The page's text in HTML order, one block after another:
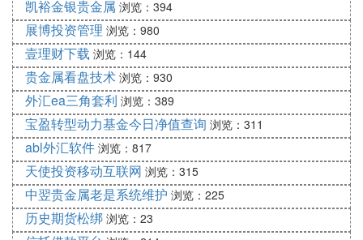
(2)十月一为什么理财产品扩展阅读：
理财层次：
第一层是有效的、合理的处理和运用钱财，让自己的
钱财花费发挥最大的效果，以达到最大限度的满足日
常生活需要的目的。
第二层是用余钱投资，使之产生最佳的财务收益，也
就是钱生钱的层次。
第三层是从财务的角度进行人生规划，利用现有的经
济财务条件，最大限度地提高自己的人力资源价值，
为以后发展做准备。
凯裕金银贵金属 浏览：394
展博投资管理 浏览：980
壹理财下载 浏览：144
贵金属看盘技术 浏览：930
外汇ea三角套利 浏览：389
宝盈转型动力基金今日净值查询 浏览：311
abl外汇软件 浏览：817
天使投资移动互联网 浏览：315
中翌贵金属老是系统维护 浏览：225
历史期货松绑 浏览：23